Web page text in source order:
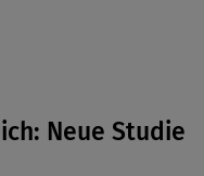
Neue Studie